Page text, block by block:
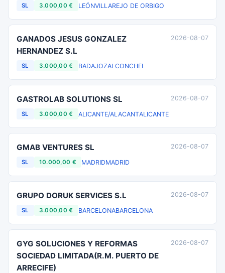
SL 3.000,00 € LEÓNVILLAREJO DE ORBIGO
GANADOS JESUS GONZALEZ
HERNANDEZ S.L
SL 3.000,00 € BADAJOZALCONCHEL
2026-08-07
GASTROLAB SOLUTIONS SL
SL 3.000,00 € ALICANTE/ALACANTALICANTE
2026-08-07
GMAB VENTURES SL
SL 10.000,00 € MADRIDMADRID
2026-08-07
GRUPO DORUK SERVICES S.L
SL 3.000,00 € BARCELONABARCELONA
2026-08-07
GYG SOLUCIONES Y REFORMAS
SOCIEDAD LIMITADA(R.M. PUERTO DE
ARRECIFE)
2026-08-07